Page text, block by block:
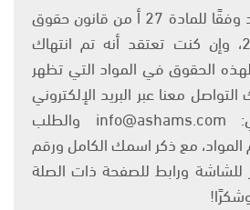
يتم الاستخدام المواد وفقًا للمادة 27 أ من قانون حقوق
التأليف والنشر 2007، وإن كنت تعتقد أنه تم انتهاك
الحقوق في المواد التي تظهر
معنا عبر البريد الإلكتروني
على العنوان التالي: info@ashams.com والطلب
مع ذكر اسمك الكامل ورقم
للشاشة ورابط للصفحة ذات الصلة